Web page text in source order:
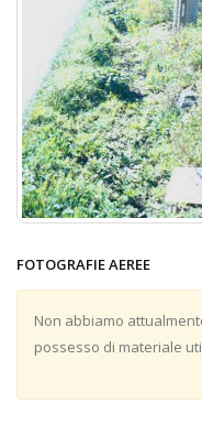
FOTOGRAFIE AEREE
Non abbiamo
possesso di materiale